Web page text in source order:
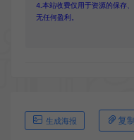
4.本站收费仅用于资源的保存
无任何盈利。
生成海报 复